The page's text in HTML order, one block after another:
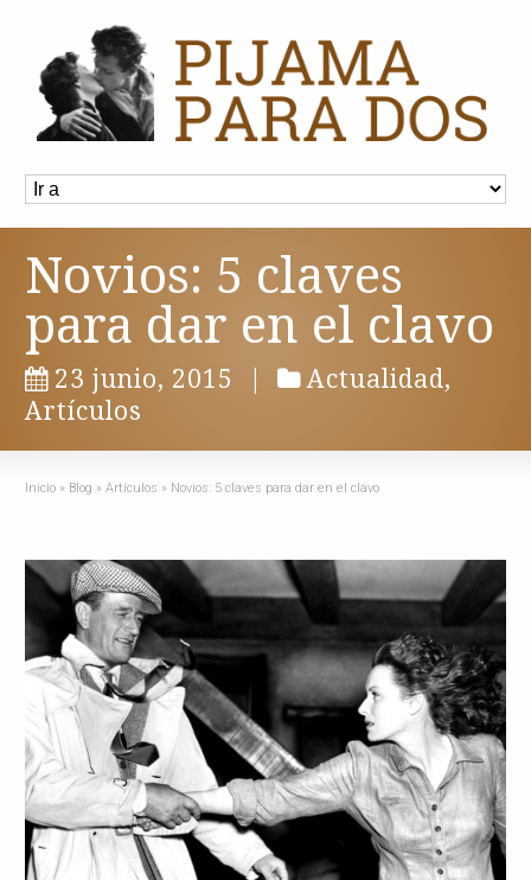
Novios: 5 claves
para dar en el clavo
23 junio, 2015 Actualidad,
Artículos
Inicio » Blog » Artículos » Novios: 5 claves para dar en el clavo